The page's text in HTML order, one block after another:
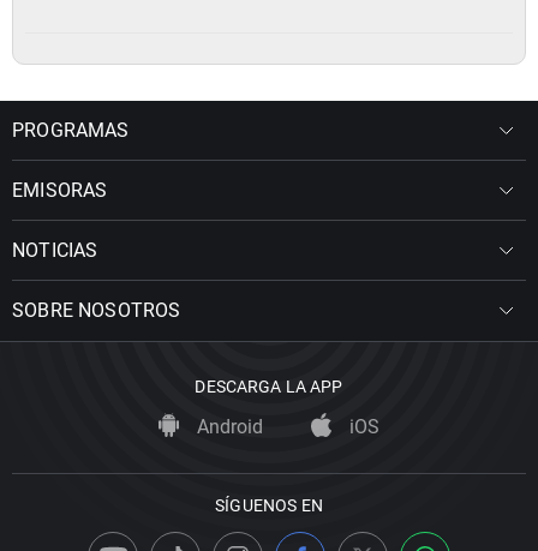
PROGRAMAS
EMISORAS
NOTICIAS
SOBRE NOSOTROS
DESCARGA LA APP
Android iOS
SÍGUENOS EN